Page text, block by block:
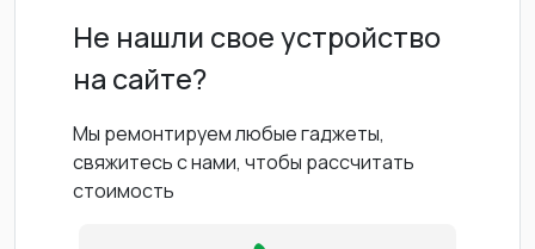
Не нашли свое устройство
на сайте?
Мы ремонтируем любые гаджеты,
свяжитесь с нами, чтобы рассчитать
стоимость